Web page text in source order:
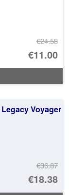
€24.58
El
€11.00
El
Voyager
€36.87
El
€18.38